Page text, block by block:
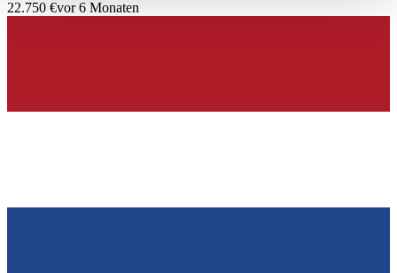
haben oder die sie im Rahmen Ihrer Nutzung der Dienste
22.750 €vor 6 Monaten